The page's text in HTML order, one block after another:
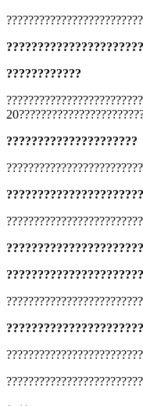
????????????
?????????????????????